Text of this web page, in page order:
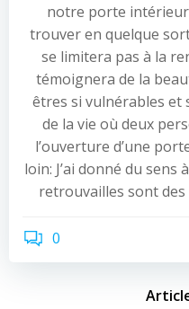
notre porte
trouver en quelque
se limitera pas à la
témoignera de la
êtres si vulnérables et
de la vie où deux
l’ouverture d’une
loin: J’ai donné du sens
retrouvailles sont
0